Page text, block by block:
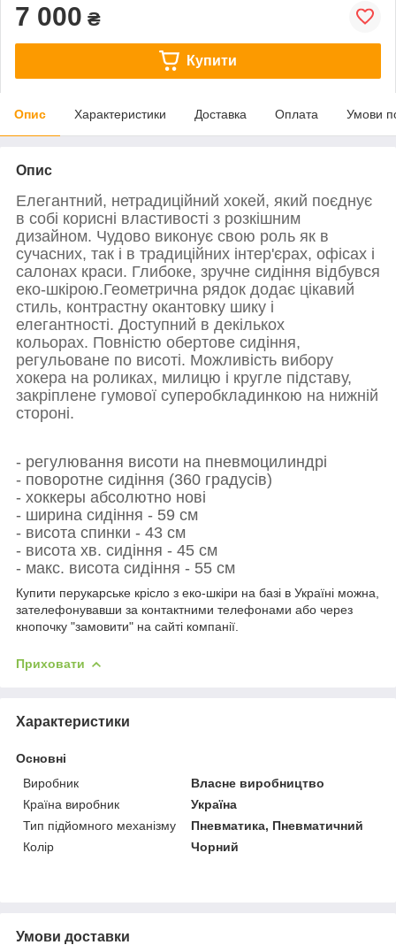
7 000 ₴
Купити
Опис Характеристики Доставка Оплата Умови
Опис
Елегантний, нетрадиційний хокей, який поєднує
в собі корисні властивості з розкішним
дизайном. Чудово виконує свою роль як в
сучасних, так і в традиційних інтер'єрах, офісах і
салонах краси. Глибоке, зручне сидіння відбувся
еко-шкірою.Геометрична рядок додає цікавий
стиль, контрастну окантовку шику і
елегантності. Доступний в декількох
кольорах. Повністю обертове сидіння,
регульоване по висоті. Можливість вибору
хокера на роликах, милицю і кругле підставу,
закріплене гумової суперобкладинкою на нижній
стороні.
- регулювання висоти на пневмоцилиндрі
- поворотне сидіння (360 градусів)
- хоккеры абсолютно нові
- ширина сидіння - 59 см
- висота спинки - 43 см
- висота хв. сидіння - 45 см
- макс. висота сидіння - 55 см
Купити перукарське крісло з еко-шкіри на базі в Україні можна,
зателефонувавши за контактними телефонами або через
кнопочку "замовити" на сайті компанії.
Приховати
Характеристики
Основні
Виробник
Власне виробництво
Країна виробник
Україна
Тип підйомного механізму
Пневматика, Пневматичний
Колір
Чорний
Умови доставки